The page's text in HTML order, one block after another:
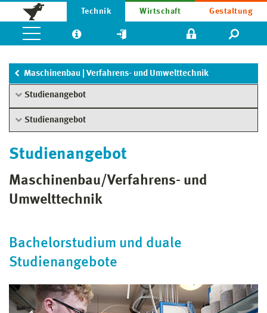
Technik Wirtschaft Gestaltung
Maschinenbau | Verfahrens- und Umwelttechnik
Studienangebot
Studienangebot
Studienangebot
Maschinenbau/Verfahrens- und
Umwelttechnik
Bachelorstudium und duale
Studienangebote